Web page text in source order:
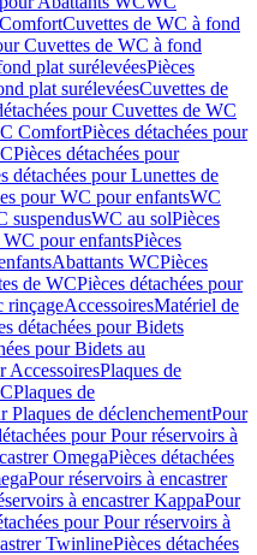
Cuvettes de WC à fond
Cuvettes de WC à fond
plat surélevéesPièces
plat surélevéesCuvettes de
pour Cuvettes de WC
ComfortPièces détachées pour
Pièces détachées pour
détachées pour Lunettes de
pour WC pour enfantsWC
suspendusWC au solPièces
WC pour enfantsPièces
Abattants WCPièces
de WCPièces détachées pour
rinçageAccessoiresMatériel de
détachées pour Bidets
pour Bidets au
AccessoiresPlaques de
Plaques de
Plaques de déclenchementPour
pour Pour réservoirs à
OmegaPièces détachées
Pour réservoirs à encastrer
à encastrer KappaPour
pour Pour réservoirs à
TwinlinePièces détachées